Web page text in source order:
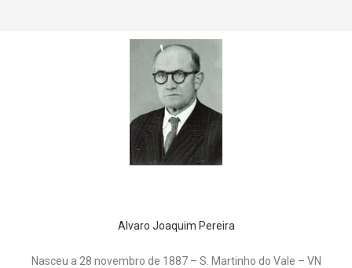
Alvaro Joaquim Pereira
Nasceu a 28 novembro de 1887 – S. Martinho do Vale – VN